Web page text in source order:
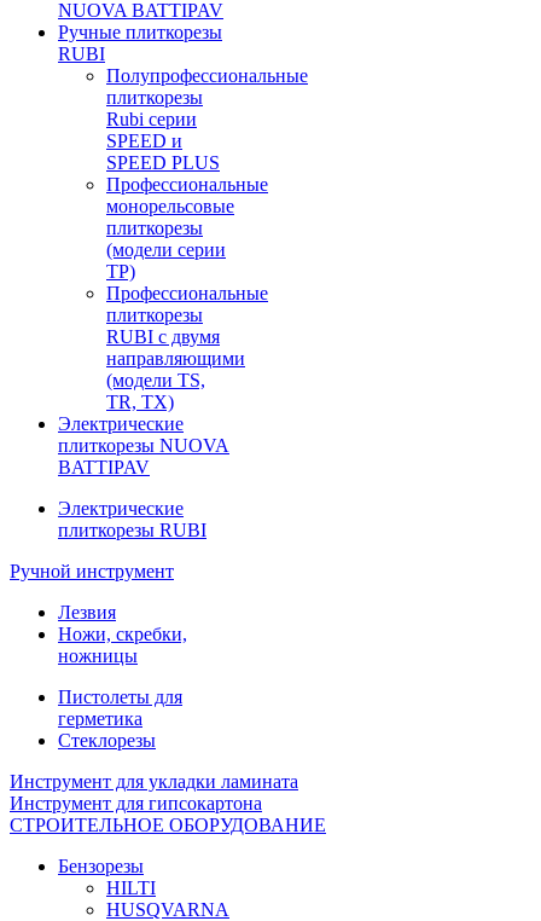
NUOVA BATTIPAV
Ручные плиткорезы
RUBI
Полупрофессиональные
плиткорезы
Rubi серии
SPEED и
SPEED PLUS
Профессиональные
монорельсовые
плиткорезы
(модели серии
TP)
Профессиональные
плиткорезы
RUBI с двумя
направляющими
(модели TS,
TR, TX)
Электрические
плиткорезы NUOVA
BATTIPAV
Электрические
плиткорезы RUBI
Ручной инструмент
Лезвия
Ножи, скребки,
ножницы
Пистолеты для
герметика
Стеклорезы
Инструмент для укладки ламината
Инструмент для гипсокартона
СТРОИТЕЛЬНОЕ ОБОРУДОВАНИЕ
Бензорезы
HILTI
HUSQVARNA